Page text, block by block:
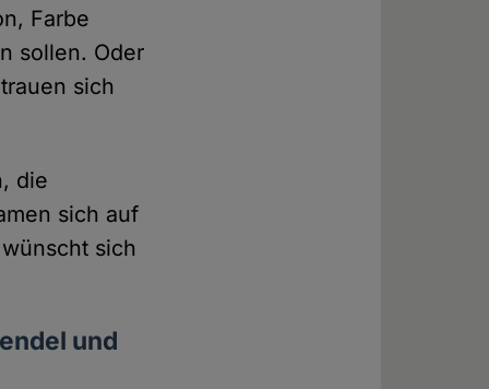
Farbe
sollen. Oder
sich
die
sich auf
sich
und